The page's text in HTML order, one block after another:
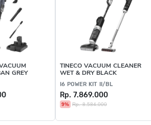
GREY
TINECO VACUUM CLEANER
WET & DRY BLACK
I6 POWER KIT II/BL
Rp. 7.869.000
9% Rp. 8.584.000